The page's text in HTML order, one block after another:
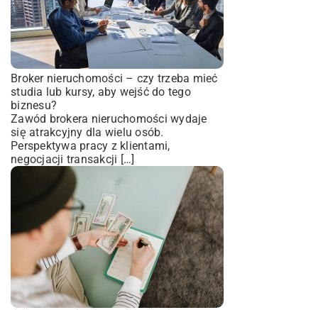
Broker nieruchomości – czy trzeba mieć
studia lub kursy, aby wejść do tego
biznesu?
Zawód brokera nieruchomości wydaje
się atrakcyjny dla wielu osób.
Perspektywa pracy z klientami,
negocjacji transakcji […]